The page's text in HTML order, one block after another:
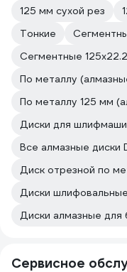
125 мм сухой рез
Тонкие
Сегментные
По металлу
По металлу 125 мм
Диски для
Все алмазные диски
Диск отрезной по
Диски
Сервисное